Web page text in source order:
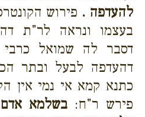
להעדפה . פירוש
בעצמו ונראה לר"ת
דסבר לה שמואל כרבי
דהעדפה לבעל ובתר
כתנא קמא אי נמי אין
פירש ר"ח: בשלמא אדם